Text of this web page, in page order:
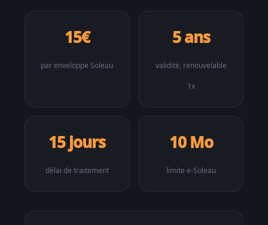
15€
par enveloppe Soleau
5 ans
validité, renouvelable
1x
15 jours
délai de traitement
10 Mo
limite e-Soleau